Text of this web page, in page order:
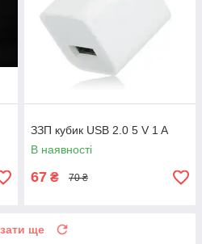
ЗЗП кубик USB 2.0 5 V 1 A
В наявності
67 ₴ 70 ₴
ще